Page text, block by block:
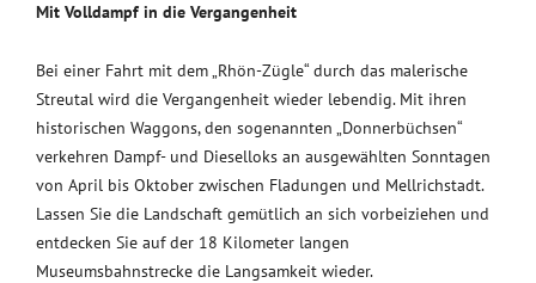
Mit Volldampf in die Vergangenheit
Bei einer Fahrt mit dem „Rhön-Zügle“ durch das malerische
Streutal wird die Vergangenheit wieder lebendig. Mit ihren
historischen Waggons, den sogenannten „Donnerbüchsen“
verkehren Dampf- und Dieselloks an ausgewählten Sonntagen
von April bis Oktober zwischen Fladungen und Mellrichstadt.
Lassen Sie die Landschaft gemütlich an sich vorbeiziehen und
entdecken Sie auf der 18 Kilometer langen
Museumsbahnstrecke die Langsamkeit wieder.